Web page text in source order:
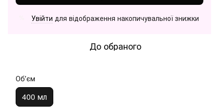
Увійти для відображення накопичувальної знижки
До обраного
Обʼєм
400 мл